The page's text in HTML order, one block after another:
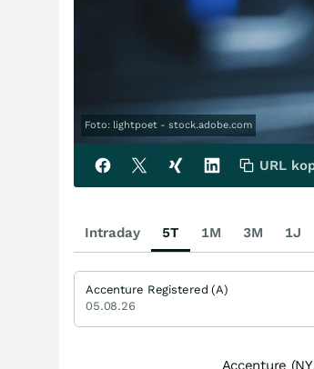
Foto: lightpoet - stock.adobe.com
Accenture
URL
Intraday 5T 1M 3M 1J
Accenture Registered (A)
05.08.26